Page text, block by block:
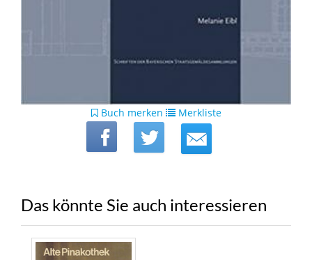
Buch merken Merkliste
Das könnte Sie auch interessieren